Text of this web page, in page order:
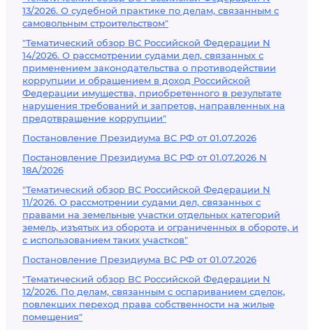
13/2026. О судебной практике по делам, связанным с
самовольным строительством"
"Тематический обзор ВС Российской Федерации N
14/2026. О рассмотрении судами дел, связанных с
применением законодательства о противодействии
коррупции и обращением в доход Российской
Федерации имущества, приобретенного в результате
нарушения требований и запретов, направленных на
предотвращение коррупции"
Постановление Президиума ВС РФ от 01.07.2026
Постановление Президиума ВС РФ от 01.07.2026 N
18А/2026
"Тематический обзор ВС Российской Федерации N
11/2026. О рассмотрении судами дел, связанных с
правами на земельные участки отдельных категорий
земель, изъятых из оборота и ограниченных в обороте, и
с использованием таких участков"
Постановление Президиума ВС РФ от 01.07.2026
"Тематический обзор ВС Российской Федерации N
12/2026. По делам, связанным с оспариванием сделок,
повлекших переход права собственности на жилые
помещения"